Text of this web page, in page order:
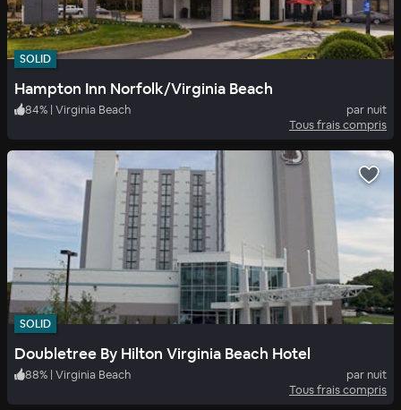
SOLID
Hampton Inn Norfolk/Virginia Beach
84% | Virginia Beach
par nuit
Tous frais compris
SOLID
Doubletree By Hilton Virginia Beach Hotel
88% | Virginia Beach
par nuit
Tous frais compris